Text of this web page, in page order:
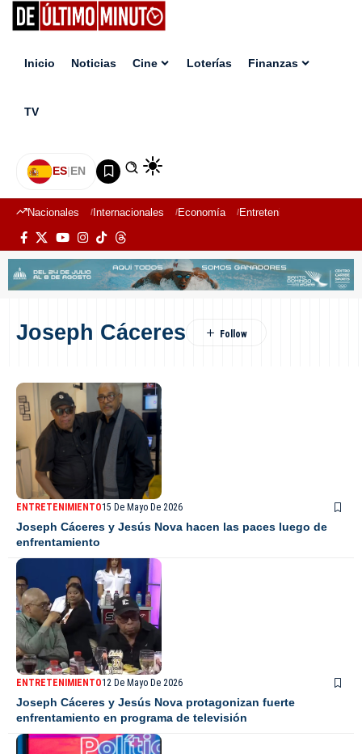
Inicio Noticias Cine Loterías Finanzas
TV
ES|EN
Nacionales Internacionales Economía Entretenimiento
Joseph Cáceres
ENTRETENIMIENTO15 De Mayo De 2026
Joseph Cáceres y Jesús Nova hacen las paces luego de
enfrentamiento
ENTRETENIMIENTO12 De Mayo De 2026
Joseph Cáceres y Jesús Nova protagonizan fuerte
enfrentamiento en programa de televisión